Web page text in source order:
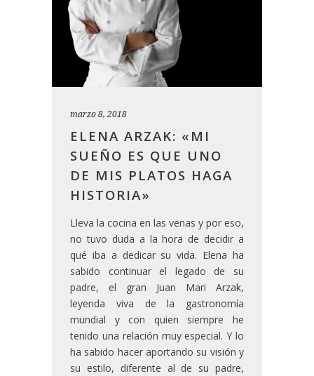
marzo 8, 2018
ELENA ARZAK: «MI
SUEÑO ES QUE UNO
DE MIS PLATOS HAGA
HISTORIA»
Lleva la cocina en las venas y por eso,
no tuvo duda a la hora de decidir a
qué iba a dedicar su vida. Elena ha
sabido continuar el legado de su
padre, el gran Juan Mari Arzak,
leyenda viva de la gastronomía
mundial y con quien siempre he
tenido una relación muy especial. Y lo
ha sabido hacer aportando su visión y
su estilo, diferente al de su padre,